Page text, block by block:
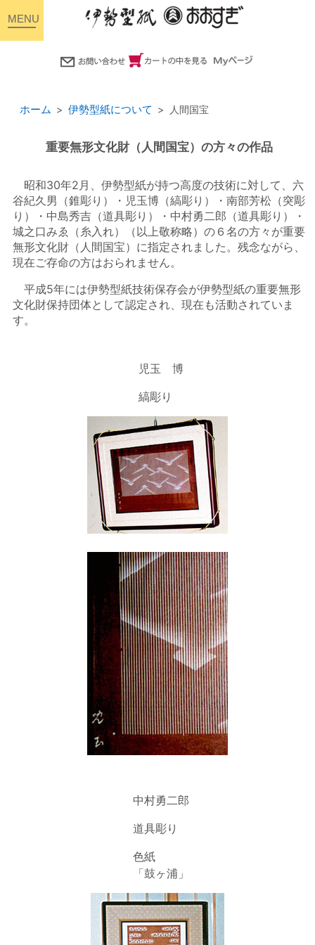
ホーム 伊勢型紙について 人間国宝
重要無形文化財（人間国宝）の方々の作品
昭和30年2月、伊勢型紙が持つ高度の技術に対して、六
谷紀久男（錐彫り）・児玉博（縞彫り）・南部芳松（突彫
り）・中島秀吉（道具彫り）・中村勇二郎（道具彫り）・
城之口みゑ（糸入れ）（以上敬称略）の６名の方々が重要
無形文化財（人間国宝）に指定されました。残念ながら、
現在ご存命の方はおられません。
平成5年には伊勢型紙技術保存会が伊勢型紙の重要無形
文化財保持団体として認定され、現在も活動されていま
す。
児玉 博
縞彫り
中村勇二郎
道具彫り
色紙
「鼓ヶ浦」
toggle
navigation